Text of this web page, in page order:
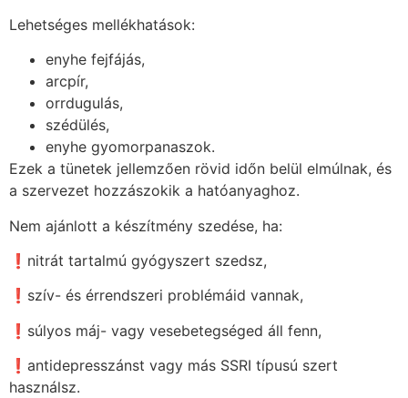
Lehetséges mellékhatások:
enyhe fejfájás,
arcpír,
orrdugulás,
szédülés,
enyhe gyomorpanaszok.
Ezek a tünetek jellemzően rövid időn belül elmúlnak, és
a szervezet hozzászokik a hatóanyaghoz.
Nem ajánlott a készítmény szedése, ha:
❗nitrát tartalmú gyógyszert szedsz,
❗szív- és érrendszeri problémáid vannak,
❗súlyos máj- vagy vesebetegséged áll fenn,
❗antidepresszánst vagy más SSRI típusú szert
használsz.